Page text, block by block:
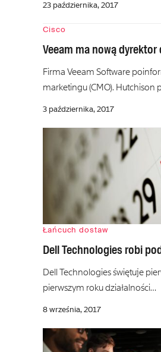
23 października, 2017
Cisco
Veeam ma nową
Firma Veeam Software
marketingu (CMO).
3 października, 2017
Łańcuch dostaw
Dell Technologies robi
Dell Technologies świętuje
pierwszym roku działalności…
8 września, 2017